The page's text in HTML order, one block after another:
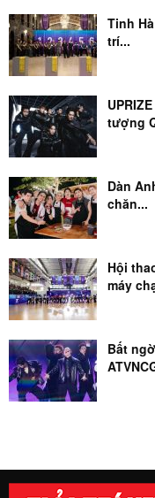
Tinh
trí...
tượng
Dàn
chăn...
Hội
máy
Bất